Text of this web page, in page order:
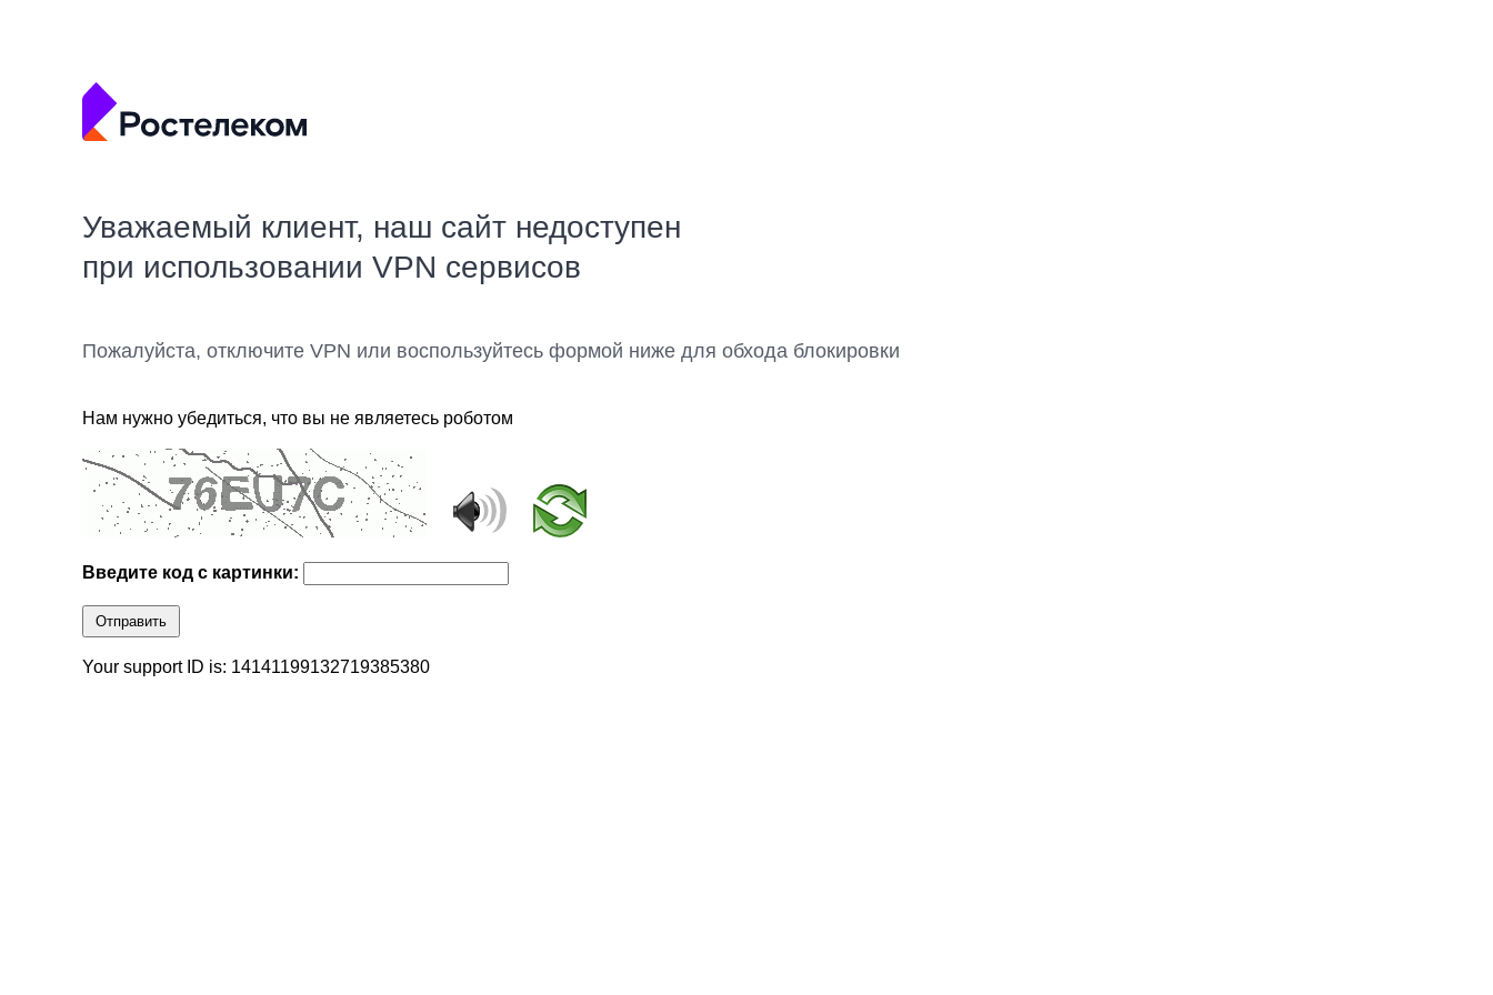
Уважаемый клиент, наш сайт недоступен
при использовании VPN сервисов
Пожалуйста, отключите VPN или воспользуйтесь формой ниже для обхода блокировки
Нам нужно убедиться, что вы не являетесь роботом
Введите код с картинки:
Отправить
Your support ID is: 14141199132719385380